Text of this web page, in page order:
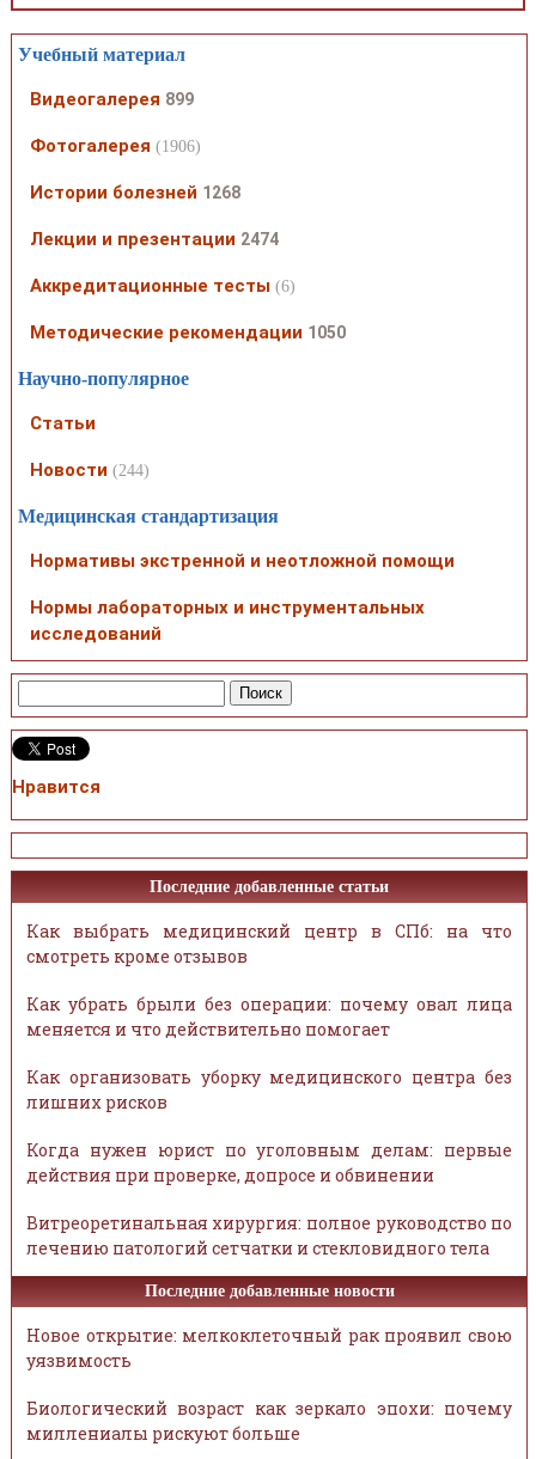
Учебный материал
Видеогалерея 899
Фотогалерея (1906)
Истории болезней 1268
Лекции и презентации 2474
Аккредитационные тесты (6)
Методические рекомендации 1050
Научно-популярное
Статьи
Новости (244)
Медицинская стандартизация
Нормативы экстренной и неотложной помощи
Нормы лабораторных и инструментальных
исследований
Нравится
Последние добавленные статьи
Как выбрать медицинский центр в СПб: на что
смотреть кроме отзывов
Как убрать брыли без операции: почему овал лица
меняется и что действительно помогает
Как организовать уборку медицинского центра без
лишних рисков
Когда нужен юрист по уголовным делам: первые
действия при проверке, допросе и обвинении
Витреоретинальная хирургия: полное руководство по
лечению патологий сетчатки и стекловидного тела
Последние добавленные новости
Новое открытие: мелкоклеточный рак проявил свою
уязвимость
Биологический возраст как зеркало эпохи: почему
миллениалы рискуют больше